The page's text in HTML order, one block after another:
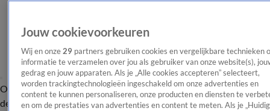
OverzichtAfleveringen Entertainment TV Algemeen
Tip
de redactieNieuwsbrief
Jouw cookievoorkeuren
Wij en onze 29 partners gebruiken cookies en vergelijkbare technieken
informatie te verzamelen over jou als gebruiker van onze website(s),
gedrag en jouw apparaten. Als je „Alle cookies accepteren” selecteert,
worden trackingtechnologieën ingeschakeld om onze advertenties en
content te kunnen personaliseren, onze producten en diensten te
en om de prestaties van advertenties en content te meten. Als je